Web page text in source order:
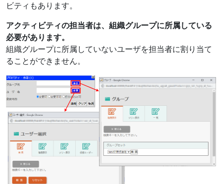
ビティもあります。
アクティビティの担当者は、組織グループに所属している
必要があります。
組織グループに所属していないユーザを担当者に割り当て
ることができません。